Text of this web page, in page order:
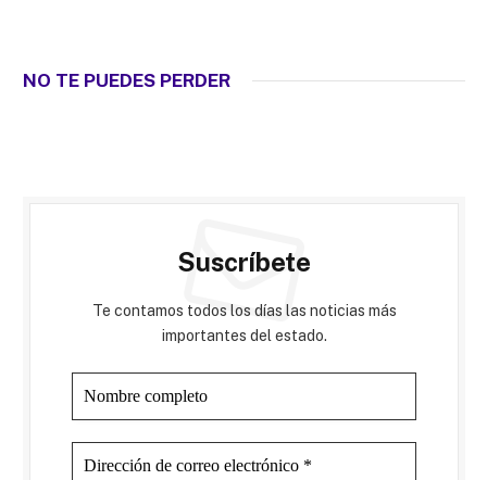
NO TE PUEDES PERDER
Suscríbete
Te contamos todos los días las noticias más
importantes del estado.